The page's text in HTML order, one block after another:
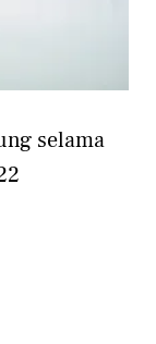
selama